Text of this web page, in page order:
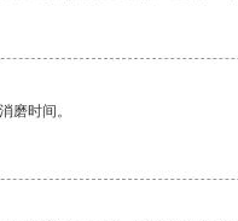
磨时间。